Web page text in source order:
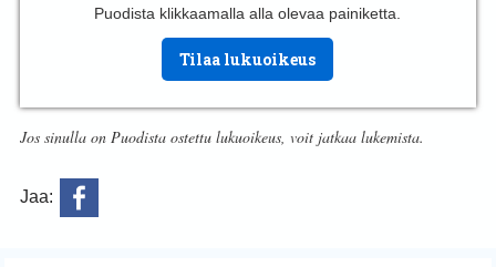
Puodista klikkaamalla alla olevaa painiketta.
Tilaa lukuoikeus
Jos sinulla on Puodista ostettu lukuoikeus, voit jatkaa lukemista.
Jaa: